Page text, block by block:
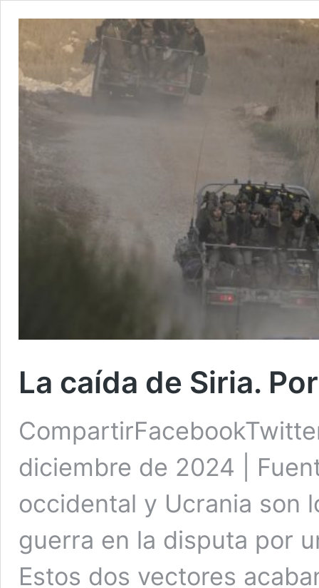
La caída de Siria.
diciembre de 2024 |
occidental y Ucrania son
guerra en la disputa por
Estos dos vectores